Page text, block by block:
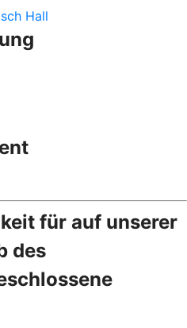
Hall
für auf unserer
des